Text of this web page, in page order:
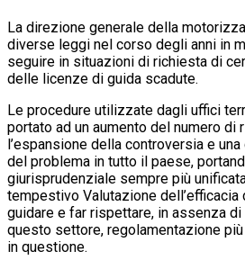
La direzione generale della
diverse leggi nel corso degli anni in
seguire in situazioni di richiesta di
delle licenze di guida scadute.
Le procedure utilizzate dagli uffici
portato ad un aumento del numero di
l’espansione della controversia e
del problema in tutto il paese,
giurisprudenziale sempre più
tempestivo Valutazione dell’efficacia
guidare e far rispettare, in assenza
questo settore, regolamentazione
in questione.